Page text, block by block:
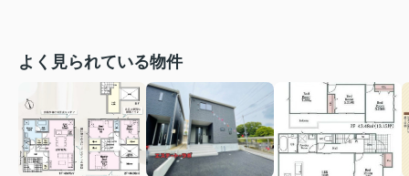
よく見られている物件